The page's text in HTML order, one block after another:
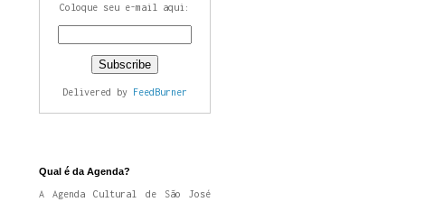
Coloque seu e-mail aqui:
Delivered by FeedBurner
Qual é da Agenda?
A Agenda Cultural de São José